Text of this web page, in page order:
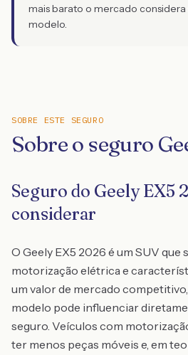
mais barato o mercado
modelo.
SOBRE ESTE SEGURO
Sobre o seguro
Seguro do Geely EX5
considerar
O Geely EX5 2026 é um SUV que
motorização elétrica e
um valor de mercado
modelo pode influenciar
seguro. Veículos com
ter menos peças móveis e, em